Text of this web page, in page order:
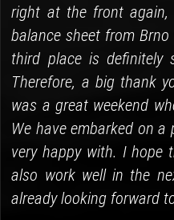
right at the front
balance sheet from
third place is definitely
Therefore, a big thank
was a great weekend
We have embarked on
very happy with. I
also work well in the
already looking forward